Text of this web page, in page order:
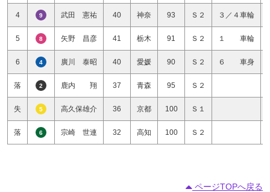
4 9 武田 憲祐 40 神奈 93 Ｓ２ ３／４車輪
5 8 矢野 昌彦 41 栃木 91 Ｓ２ １ 車輪
6 4 廣川 泰昭 40 愛媛 90 Ｓ２ ６ 車身
落 2 鹿内 翔 37 青森 95 Ｓ２
失 5 高久保雄介 36 京都 100 Ｓ１
落 6 宗崎 世連 32 高知 100 Ｓ２
ページTOPへ戻る